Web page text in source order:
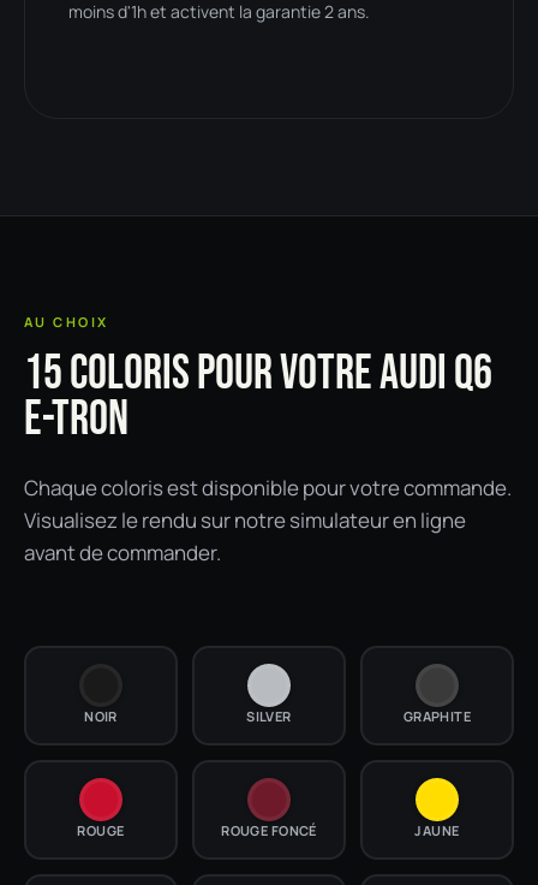
moins d'1h et activent la garantie 2 ans.
AU CHOIX
15 COLORIS POUR VOTRE AUDI Q6
E-TRON
Chaque coloris est disponible pour votre commande.
Visualisez le rendu sur notre simulateur en ligne
avant de commander.
NOIR SILVER GRAPHITE
ROUGE ROUGE FONCÉ JAUNE